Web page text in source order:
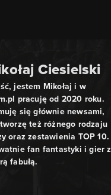
Ciesielski
jestem Mikołaj i w
pracuję od 2020 roku.
się głównie newsami,
też różnego rodzaju
oraz zestawienia TOP 10.
fan fantastyki i gier z
fabułą.